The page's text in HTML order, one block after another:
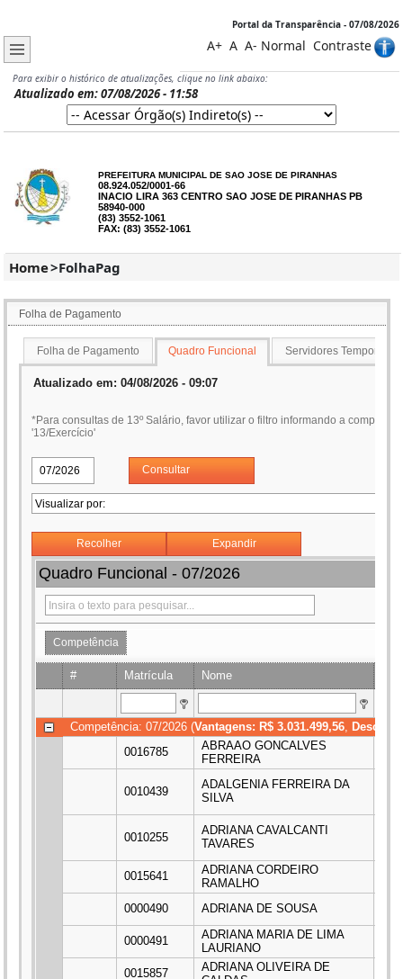
Portal da Transparência - 07/08/2026
A+ A A- Normal Contraste
Para exibir o histórico de atualizações, clique no link abaixo:
Atualizado em: 07/08/2026 - 11:58
PREFEITURA MUNICIPAL DE SAO JOSE DE PIRANHAS
08.924.052/0001-66
INACIO LIRA 363 CENTRO SAO JOSE DE PIRANHAS PB
58940-000
(83) 3552-1061
FAX: (83) 3552-1061
Home>FolhaPag
Folha de Pagamento
Folha de Pagamento Quadro Funcional Servidores Temporários
Atualizado em: 04/08/2026 - 09:07
*Para consultas de 13º Salário, favor utilizar o filtro informando a
'13/Exercício'
Consultar
Recolher Expandir
Quadro Funcional - 07/2026
Competência
# Matrícula Nome
Competência: 07/2026 (Vantagens: R$ 3.031.499,56,
0016785
ABRAAO GONCALVES
FERREIRA
0010439
ADALGENIA FERREIRA DA
SILVA
0010255
ADRIANA CAVALCANTI
TAVARES
0015641
ADRIANA CORDEIRO
RAMALHO
0000490 ADRIANA DE SOUSA
0000491
ADRIANA MARIA DE LIMA
LAURIANO
0015857
ADRIANA OLIVEIRA DE